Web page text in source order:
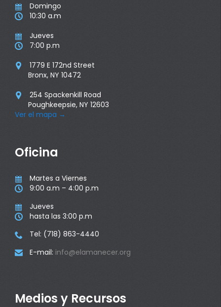
 Domingo
 10:30 a.m
 Jueves
 7:00 p.m

1779 E 172nd Street
Bronx, NY 10472

254 Spackenkill Road
Poughkeepsie, NY 12603
Ver el mapa →
Oficina
 Martes a Viernes
 9:00 a.m – 4:00 p.m
 Jueves
 hasta las 3:00 p.m
 Tel: (718) 863-4440
 E-mail: info@elamanecer.org
Medios y Recursos